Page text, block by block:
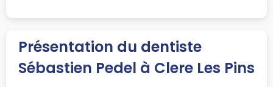
Présentation du dentiste
Sébastien Pedel à Clere Les Pins